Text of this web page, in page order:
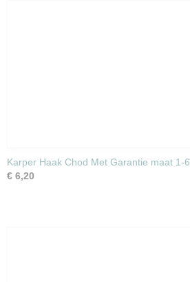
Karper Haak Chod Met Garantie maat 1-6
€ 6,20